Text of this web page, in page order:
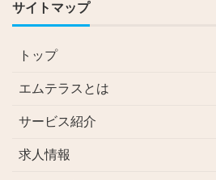
サイトマップ
トップ
エムテラスとは
サービス紹介
求人情報